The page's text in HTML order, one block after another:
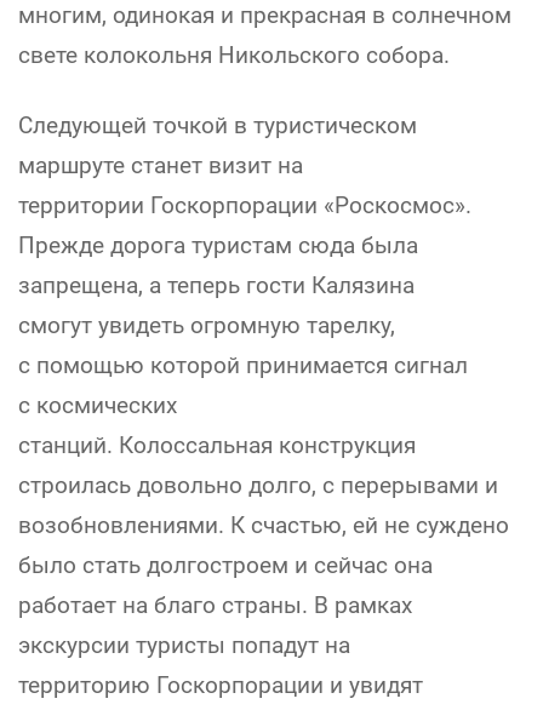
многим, одинокая и прекрасная в солнечном
свете колокольня Никольского собора.
Следующей точкой в туристическом
маршруте станет визит на
территории Госкорпорации «Роскосмос».
Прежде дорога туристам сюда была
запрещена, а теперь гости Калязина
смогут увидеть огромную тарелку,
с помощью которой принимается сигнал
с космических
станций. Колоссальная конструкция
строилась довольно долго, с перерывами и
возобновлениями. К счастью, ей не суждено
было стать долгостроем и сейчас она
работает на благо страны. В рамках
экскурсии туристы попадут на
территорию Госкорпорации и увидят